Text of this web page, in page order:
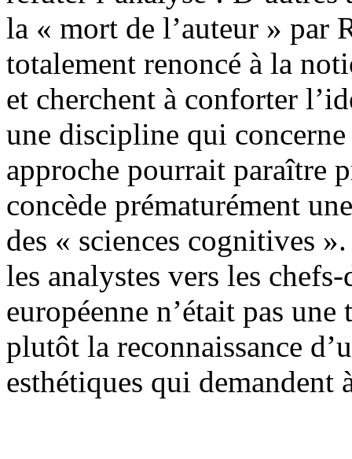
la « mort de l’auteur » par
totalement renoncé à la
et cherchent à conforter
une discipline qui
approche pourrait paraître
concède prématurément
des « sciences cognitives
les analystes vers les
européenne n’était pas
plutôt la reconnaissance
esthétiques qui demandent